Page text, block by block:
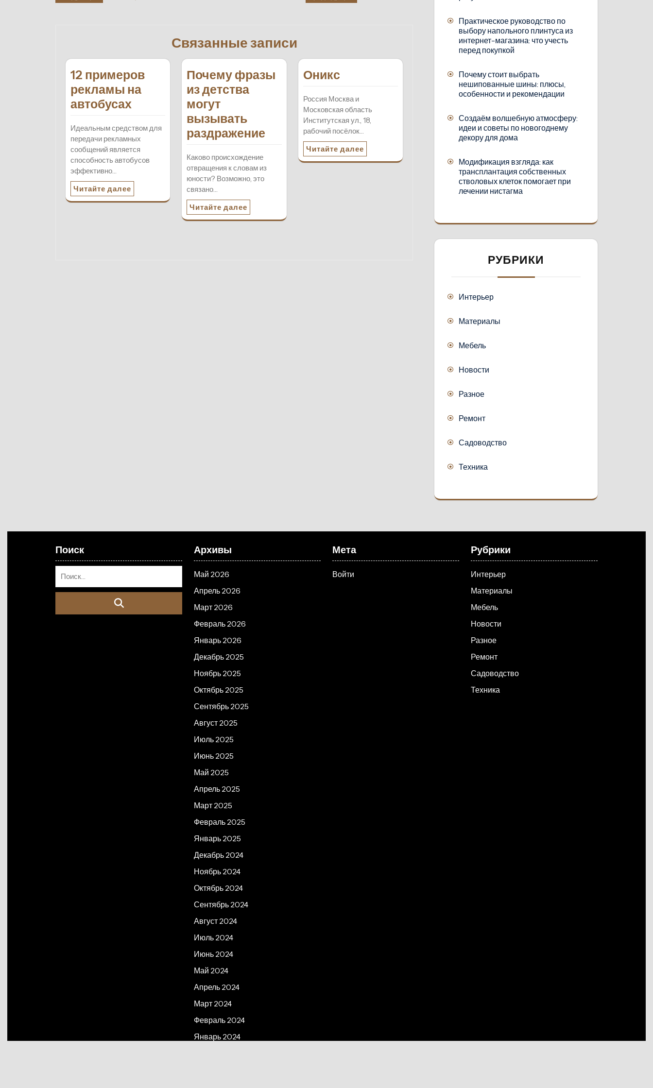
Связанные записи
12 примеров
рекламы на
автобусах
Идеальным средством для
передачи рекламных
сообщений является
способность автобусов
эффективно…
Читайте далее
Почему фразы
из детства
могут
вызывать
раздражение
Каково происхождение
отвращения к словам из
юности? Возможно, это
связано…
Читайте далее
Оникс
Россия Москва и
Московская область
Институтская ул., 18,
рабочий посёлок…
Читайте далее
Практическое руководство по
выбору напольного плинтуса из
интернет-магазина: что учесть
перед покупкой
Почему стоит выбрать
нешипованные шины: плюсы,
особенности и рекомендации
Создаём волшебную атмосферу:
идеи и советы по новогоднему
декору для дома
Модификация взгляда: как
трансплантация собственных
стволовых клеток помогает при
лечении нистагма
РУБРИКИ
Интерьер
Материалы
Мебель
Новости
Разное
Ремонт
Садоводство
Техника
Поиск Архивы
Май 2026
Апрель 2026
Март 2026
Февраль 2026
Январь 2026
Декабрь 2025
Ноябрь 2025
Октябрь 2025
Сентябрь 2025
Август 2025
Июль 2025
Июнь 2025
Май 2025
Апрель 2025
Март 2025
Февраль 2025
Январь 2025
Декабрь 2024
Ноябрь 2024
Октябрь 2024
Сентябрь 2024
Август 2024
Июль 2024
Июнь 2024
Май 2024
Апрель 2024
Март 2024
Февраль 2024
Январь 2024
Мета
Войти
Рубрики
Интерьер
Материалы
Мебель
Новости
Разное
Ремонт
Садоводство
Техника